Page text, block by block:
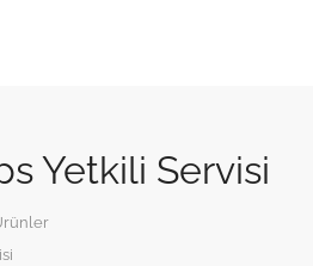
Yetkili Servisi